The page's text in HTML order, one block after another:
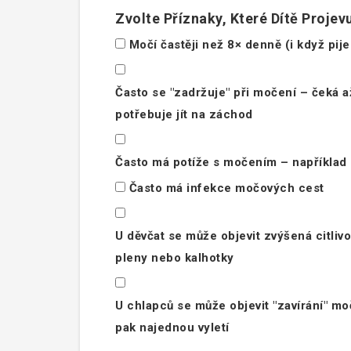
Zvolte Příznaky, Které Dítě
Močí častěji než 8× denně (i když
Často se "zadržuje" při močení – čeká
potřebuje jít na záchod
Často má potíže s močením –
Často má infekce močových cest
U děvčat se může objevit zvýšená
pleny nebo kalhotky
U chlapců se může objevit "zavírání"
pak najednou vyletí